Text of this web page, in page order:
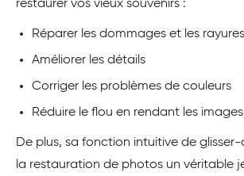
restaurer vos vieux souvenirs :
Réparer les dommages et les rayures
Améliorer les détails
Corriger les problèmes de couleurs
Réduire le flou en rendant les
De plus, sa fonction intuitive de
la restauration de photos un véritable